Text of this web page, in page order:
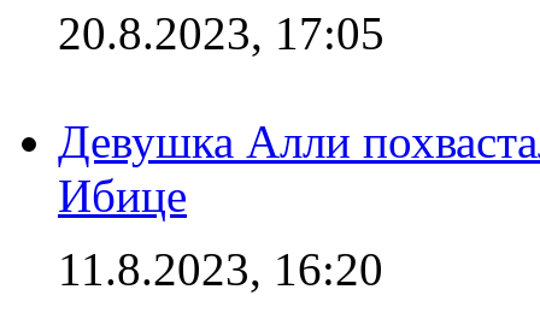
20.8.2023, 17:05
Девушка Алли
Ибице
11.8.2023, 16:20